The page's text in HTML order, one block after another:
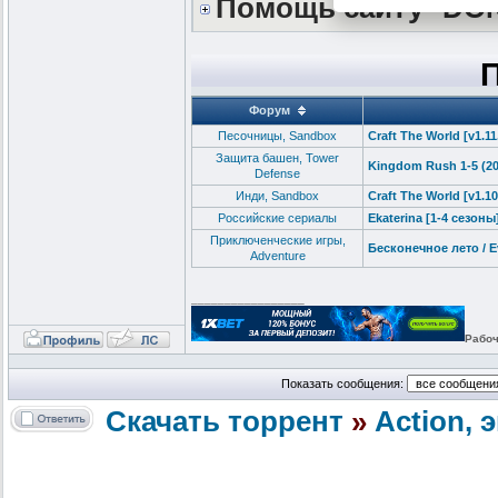
Помощь сайту
Форум
Песочницы, Sandbox
Craft The World
Защита башен, Tower
Defense
Kingdom Rush 1-5
Инди, Sandbox
Craft The World
Российские сериалы
Ekaterina [1-4
Приключенческие игры,
Adventure
Бесконечное лето /
Показать сообщения:
Скачать торрент » Action,